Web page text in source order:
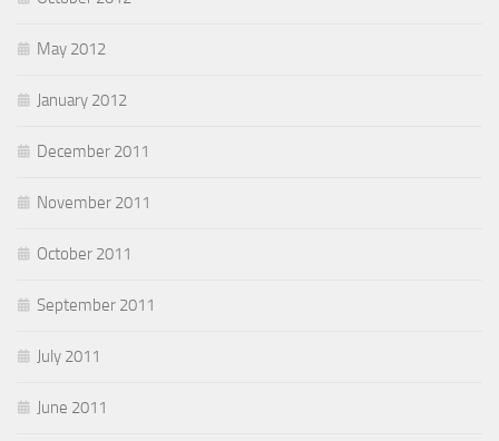
May 2012
January 2012
December 2011
November 2011
October 2011
September 2011
July 2011
June 2011